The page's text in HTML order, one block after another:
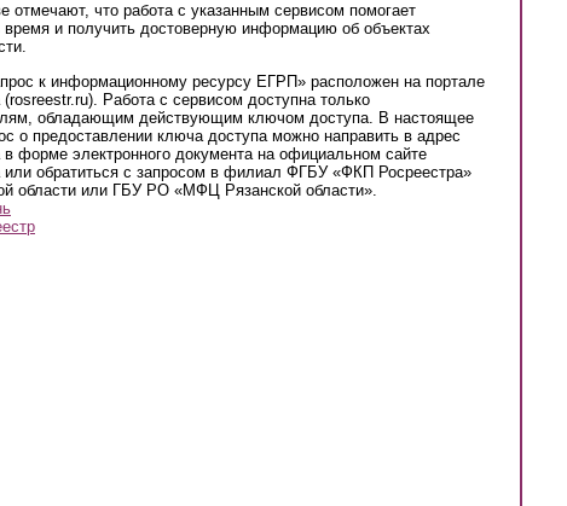
отмечают, что работа с указанным сервисом помогает
время и получить достоверную информацию об объектах
к информационному ресурсу ЕГРП» расположен на портале
(rosreestr.ru). Работа с сервисом доступна только
обладающим действующим ключом доступа. В настоящее
о предоставлении ключа доступа можно направить в адрес
в форме электронного документа на официальном сайте
или обратиться с запросом в филиал ФГБУ «ФКП Росреестра»
области или ГБУ РО «МФЦ Рязанской области».